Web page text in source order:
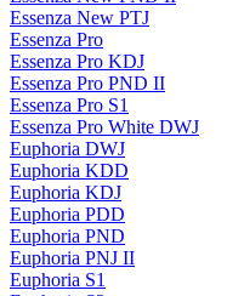
Essenza New PTJ
Essenza Pro
Essenza Pro KDJ
Essenza Pro PND II
Essenza Pro S1
Essenza Pro White DWJ
Euphoria DWJ
Euphoria KDD
Euphoria KDJ
Euphoria PDD
Euphoria PND
Euphoria PNJ II
Euphoria S1